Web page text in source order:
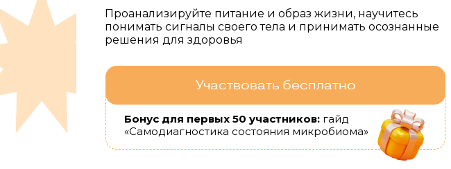
Участвовать бесплатно
Проанализируйте питание и образ жизни, научитесь
понимать сигналы своего тела и принимать осознанные
решения для здоровья
Бонус для первых 50 участников: гайд
«Самодиагностика состояния микробиома»